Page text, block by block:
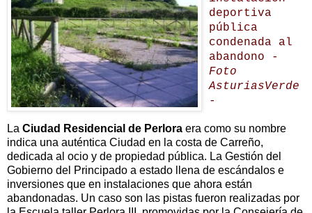
deportiva
pública
condenada al
abandono -
Foto
AsturiasVerde
-
La Ciudad Residencial de Perlora era como su nombre
indica una auténtica Ciudad en la costa de Carreño,
dedicada al ocio y de propiedad pública. La Gestión del
Gobierno del Principado a estado llena de escándalos e
inversiones que en instalaciones que ahora están
abandonadas. Un caso son las pistas fueron realizadas por